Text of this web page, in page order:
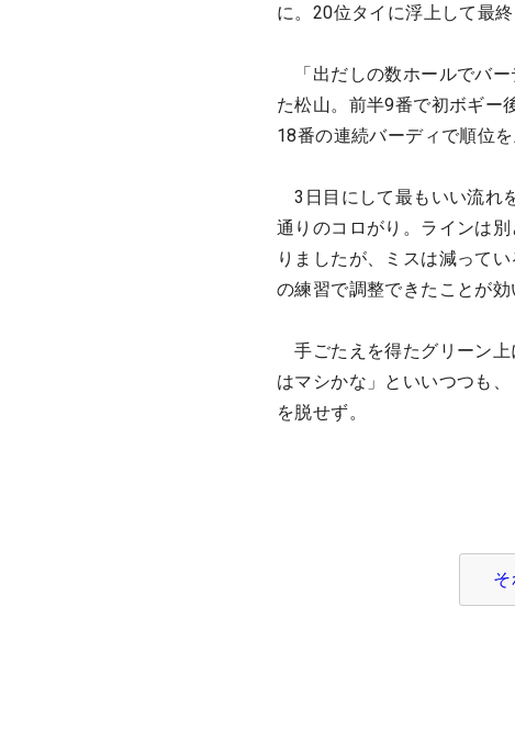
に。20位タイに浮上して最終
「出だしの数ホールでバー
た松山。前半9番で初ボギー
18番の連続バーディで順位
3日目にして最もいい流れ
通りのコロがり。ラインは
りましたが、ミスは減って
の練習で調整できたことが効
手ごたえを得たグリーン上
はマシかな」といいつつも
を脱せず。